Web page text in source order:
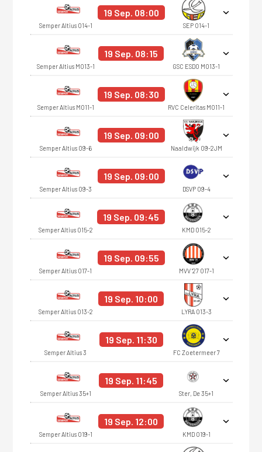
Semper Altius O14-1
19 Sep. 08:00
SEP O14-1
Semper Altius MO13-1
19 Sep. 08:15
GSC ESDO MO13-1
Semper Altius MO11-1
19 Sep. 08:30
RVC Celeritas MO11-1
Semper Altius O9-6
19 Sep. 09:00
Naaldwijk O9-2JM
Semper Altius O9-3
19 Sep. 09:00
DSVP O9-4
Semper Altius O15-2
19 Sep. 09:45
KMD O15-2
Semper Altius O17-1
19 Sep. 09:55
MVV '27 O17-1
Semper Altius O13-2
19 Sep. 10:00
LYRA O13-3
Semper Altius 3
19 Sep. 11:30
FC Zoetermeer 7
Semper Altius 35+1
19 Sep. 11:45
Ster, De 35+1
Semper Altius O19-1
19 Sep. 12:00
KMD O19-1